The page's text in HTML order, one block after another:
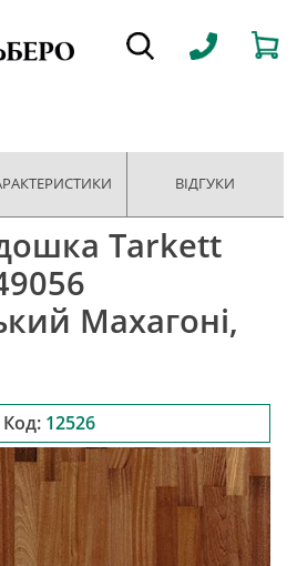
ВІДГУКИ
Tarkett
Махагоні,
Код: 12526